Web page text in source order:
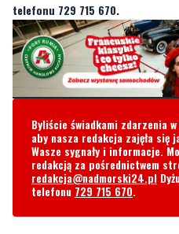
telefonu 729 715 670.
Byliście świadkami zdarzenia
aby nasza redakcja zajęła się
Wasze sygnały i informacje.
redakcją za pośrednictwem
redakcja@nadmorski24.pl
telefonu 729 715 670.